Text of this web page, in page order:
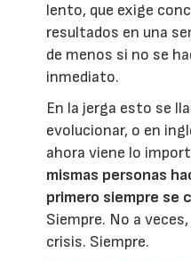
lento, que exige
resultados en una
de menos si no se
inmediato.
En la jerga esto se
evolucionar, o en
ahora viene lo
mismas personas
primero siempre se
Siempre. No a
crisis. Siempre.